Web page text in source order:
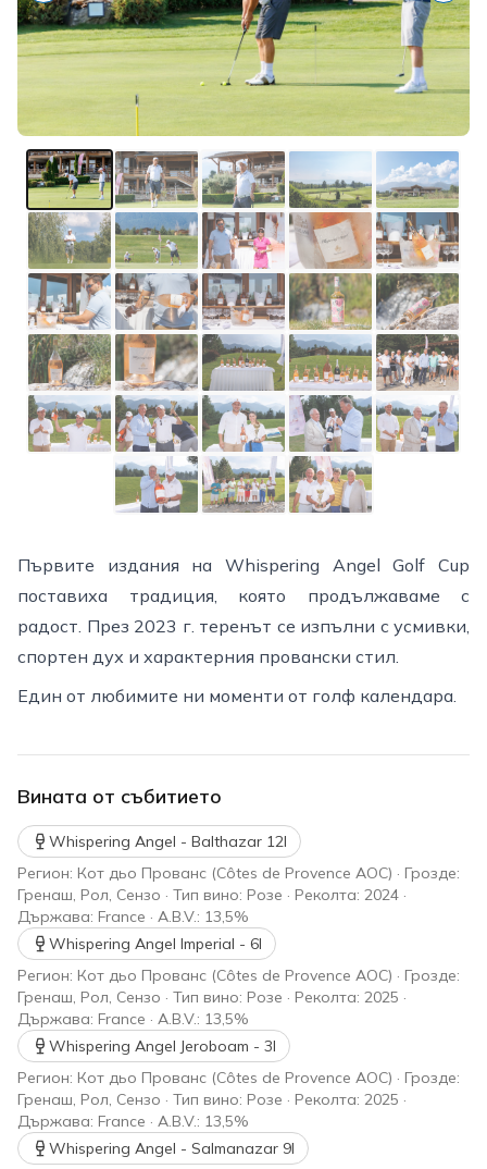
Първите издания на Whispering Angel Golf Cup
поставиха традиция, която продължаваме с
радост. През 2023 г. теренът се изпълни с усмивки,
спортен дух и характерния провански стил.
Един от любимите ни моменти от голф календара.
Вината от събитието
Whispering Angel - Balthazar 12l
Регион: Кот дьо Прованс (Côtes de Provence AOC) · Грозде:
Гренаш, Рол, Сензо · Тип вино: Розе · Реколта: 2024 ·
Държава: France · A.B.V.: 13,5%
Whispering Angel Imperial - 6l
Регион: Кот дьо Прованс (Côtes de Provence AOC) · Грозде:
Гренаш, Рол, Сензо · Тип вино: Розе · Реколта: 2025 ·
Държава: France · A.B.V.: 13,5%
Whispering Angel Jeroboam - 3l
Регион: Кот дьо Прованс (Côtes de Provence AOC) · Грозде:
Гренаш, Рол, Сензо · Тип вино: Розе · Реколта: 2025 ·
Държава: France · A.B.V.: 13,5%
Whispering Angel - Salmanazar 9l